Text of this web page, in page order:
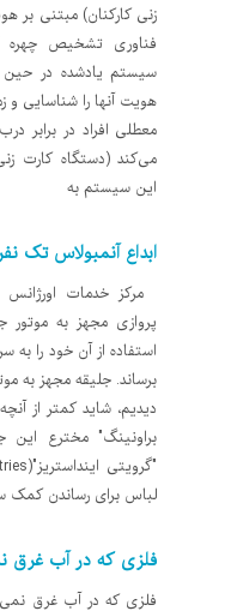
زنی کارکنان) مبتنی بر
فناوری تشخیص چهره
سیستم یادشده در حین
هویت آنها را شناسایی و
معطلی افراد در برابر
می‌کند (دستگاه‌ کارت
این سیستم به
ابداع آنمبولاس تک
مرکز خدمات
پروازی مجهز به
استفاده از آن خود را
دیدیم، شاید کمتر از
براونینگ" مخترع
لباس برای رساندن کمک
فلزی که در آب غرق
فلزی که در آب غرق